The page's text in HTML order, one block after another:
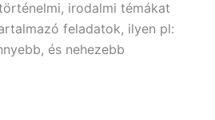
irodalmi témákat
feladatok, ilyen pl:
és nehezebb